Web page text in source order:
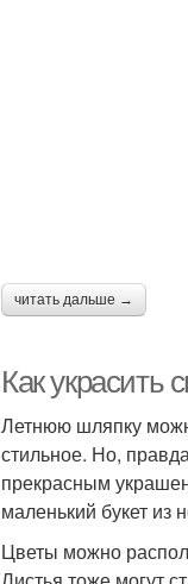
читать дальше →
Как украсить
Летнюю шляпку
стильное. Но,
прекрасным
маленький букет из
Цветы можно